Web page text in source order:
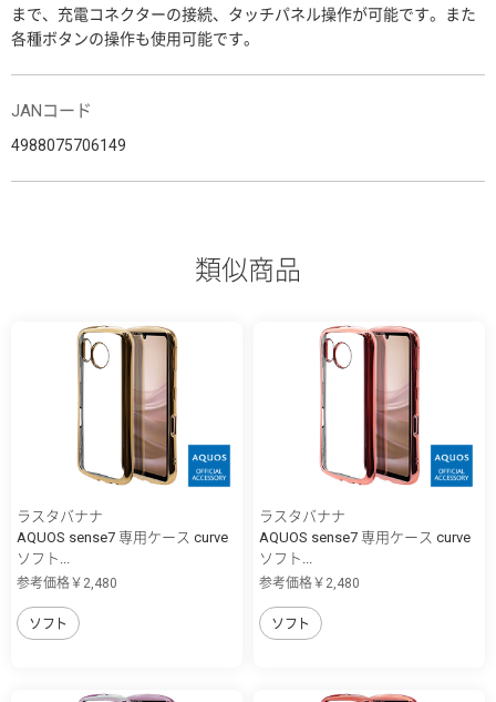
まで、充電コネクターの接続、タッチパネル操作が可能です。また
各種ボタンの操作も使用可能です。
JANコード
4988075706149
類似商品
ラスタバナナ
AQUOS sense7 専用ケース curve
ソフト...
参考価格￥2,480
ソフト
ラスタバナナ
AQUOS sense7 専用ケース curve
ソフト...
参考価格￥2,480
ソフト